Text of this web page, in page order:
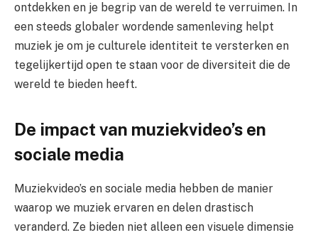
ontdekken en je begrip van de wereld te verruimen. In
een steeds globaler wordende samenleving helpt
muziek je om je culturele identiteit te versterken en
tegelijkertijd open te staan voor de diversiteit die de
wereld te bieden heeft.
De impact van muziekvideo’s en
sociale media
Muziekvideo’s en sociale media hebben de manier
waarop we muziek ervaren en delen drastisch
veranderd. Ze bieden niet alleen een visuele dimensie